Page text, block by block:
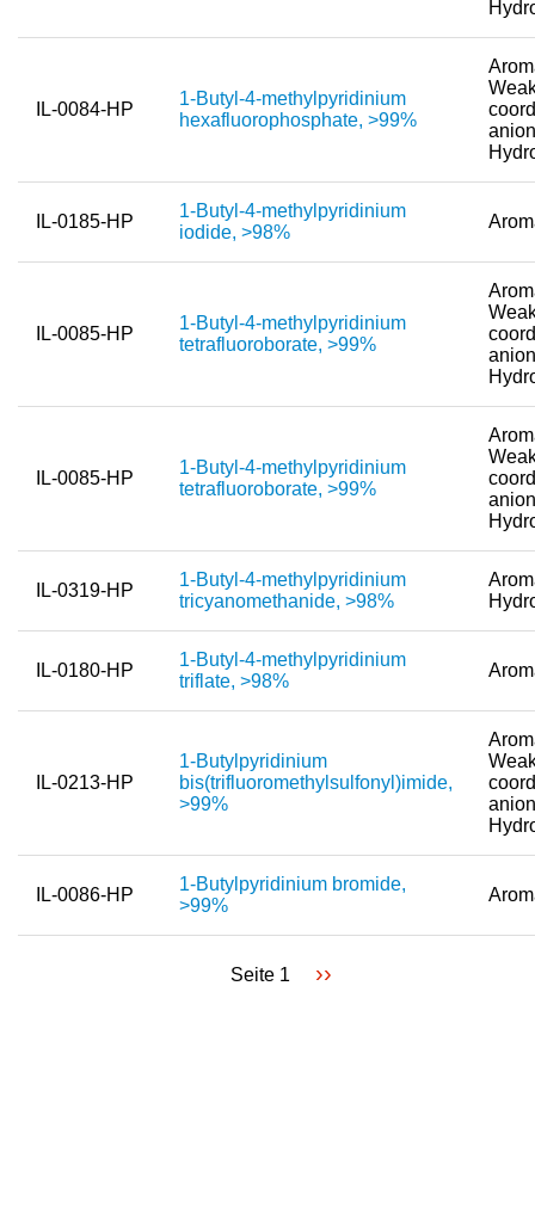
IL-0084-HP
1-Butyl-4-methylpyridinium
hexafluorophosphate, >99%
IL-0185-HP
1-Butyl-4-methylpyridinium
iodide, >98%
IL-0085-HP
1-Butyl-4-methylpyridinium
tetrafluoroborate, >99%
IL-0085-HP
1-Butyl-4-methylpyridinium
tetrafluoroborate, >99%
IL-0319-HP
1-Butyl-4-methylpyridinium
tricyanomethanide, >98%
IL-0180-HP
1-Butyl-4-methylpyridinium
triflate, >98%
IL-0213-HP
1-Butylpyridinium
bis(trifluoromethylsulfonyl)imide,
>99%
IL-0086-HP
1-Butylpyridinium bromide,
>99%
Seite 1
Nächste
››